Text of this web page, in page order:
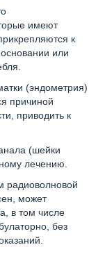
имеют
к
или
(эндометрия)
причиной
приводить к
(шейки
лечению.
радиоволновой
может
в том числе
без